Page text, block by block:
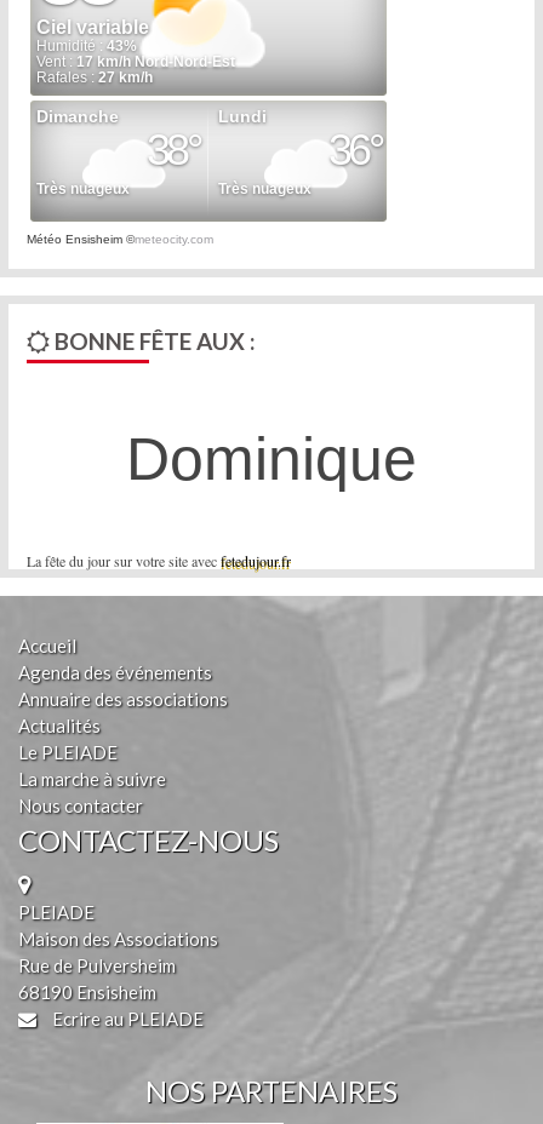
Météo Ensisheim ©meteocity.com
BONNE FÊTE AUX :
La fête du jour sur votre site avecfetedujour.fr
Dominique
Accueil
Agenda des événements
Annuaire des associations
Actualités
Le PLEIADE
La marche à suivre
Nous contacter
CONTACTEZ-NOUS
PLEIADE
Maison des Associations
Rue de Pulversheim
68190 Ensisheim
Ecrire au PLEIADE
NOS PARTENAIRES